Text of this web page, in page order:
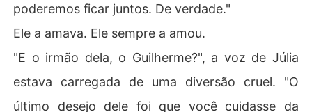
poderemos ficar juntos. De verdade."
Ele a amava. Ele sempre a amou.
"E o irmão dela, o Guilherme?", a voz de Júlia
estava carregada de uma diversão cruel. "O
último desejo dele foi que você cuidasse da